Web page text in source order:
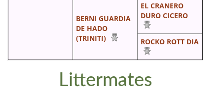
BERNI GUARDIA
DE HADO
(TRINITI)
EL CRANERO
DURO CICERO
ROCKO ROTT DIA
Littermates